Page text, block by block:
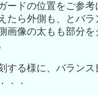
ードの位置をご参
たら外側も、とバ
画像の太もも部分
する様に、バラン
．．